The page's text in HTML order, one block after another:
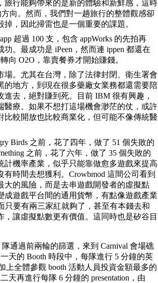
旅行能夠帶來的是新的體驗和新鮮感，這時
向。然而，我們對一趟旅行的整體觀感卻
，因此掃雷也是一個重要的課題。
超過 100 支，包含 appWorks 的先拍再
。最成功是 iPeen，然而連 ippen 都還在
向 O2O，靠賣餐券才開始賺錢。
場。尤其在台灣，除了法律封閉、衛生署會
的地方，到現在很多藥廠女業務都還需要陪
去，絕對賺到死。目前 IBM 很有興趣，
醫療。如果不想打這場機會渺茫的仗，或許
比較開放也比較商業化，但可能不像傳統醫
Birds 之前，花了四年，做了 51 個失敗的
之前，花了六年，做了 35 個失敗的
計機率產業，似乎只能靠做愈多遊戲來提高
時間去想獲利。Crowbmod 這間公司看到
大的風險，而是去串遊戲開發者的虛擬點
成遊戲平台間的通用貨幣，有點像遊戲產業
只要有兩三家紅就夠了，甚至有本錢去和
讓虛擬點數更有價值。這同時也是矽谷目
通過前兩輪的篩選，來到 Carnival 會場礁
天的 Booth 時段中，每隊進行 5 分鐘的英
上全體參觀 booth 活動人員投資金額最多的
再進行每隊 6 分鐘的 presentation，由